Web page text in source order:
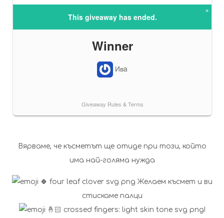
Вярвамe, че късметът ще отиде при този, който
има най-голяма нужда
Желаем късмет и ви
стискаме палци
!